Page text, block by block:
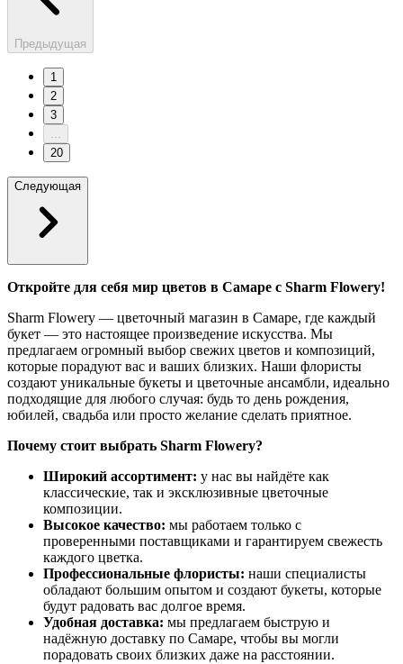
Предыдущая
1
2
3
...
20
Следующая
Откройте для себя мир цветов в Самаре с Sharm Flowery!
Sharm Flowery — цветочный магазин в Самаре, где каждый
букет — это настоящее произведение искусства. Мы
предлагаем огромный выбор свежих цветов и композиций,
которые порадуют вас и ваших близких. Наши флористы
создают уникальные букеты и цветочные ансамбли, идеально
подходящие для любого случая: будь то день рождения,
юбилей, свадьба или просто желание сделать приятное.
Почему стоит выбрать Sharm Flowery?
Широкий ассортимент: у нас вы найдёте как
классические, так и эксклюзивные цветочные
композиции.
Высокое качество: мы работаем только с
проверенными поставщиками и гарантируем свежесть
каждого цветка.
Профессиональные флористы: наши специалисты
обладают большим опытом и создают букеты, которые
будут радовать вас долгое время.
Удобная доставка: мы предлагаем быструю и
надёжную доставку по Самаре, чтобы вы могли
порадовать своих близких даже на расстоянии.